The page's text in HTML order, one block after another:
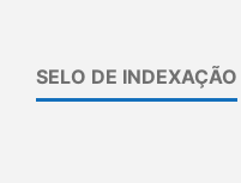
SELO DE INDEXAÇÃO